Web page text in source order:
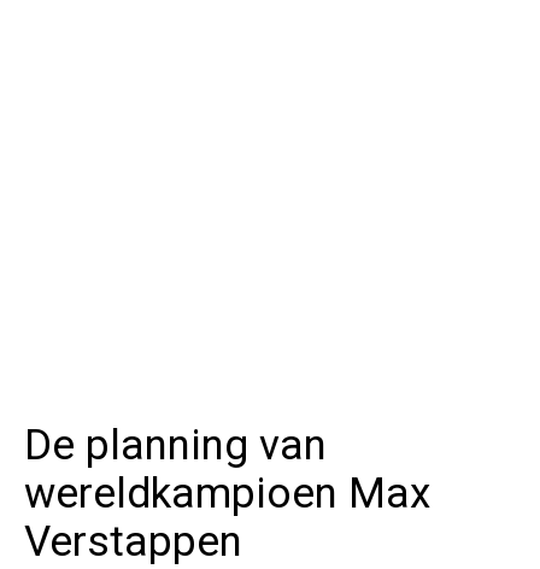
De planning van
wereldkampioen Max
Verstappen